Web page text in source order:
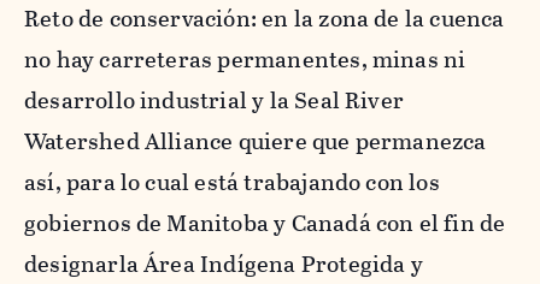
Reto de conservación: en la zona de la cuenca
no hay carreteras permanentes, minas ni
desarrollo industrial y la Seal River
Watershed Alliance quiere que permanezca
así, para lo cual está trabajando con los
gobiernos de Manitoba y Canadá con el fin de
designarla Área Indígena Protegida y